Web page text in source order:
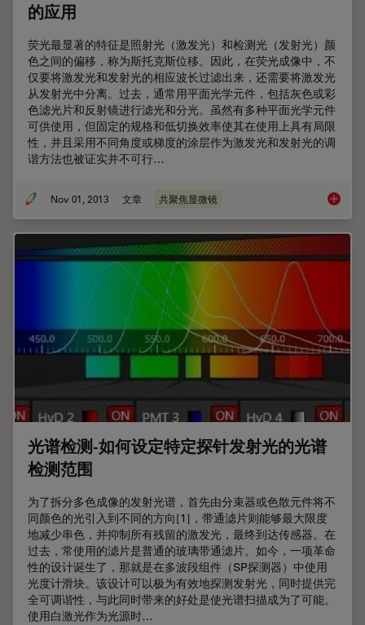
的应用
荧光最显著的特征是照射光（激发光）和检测光（发射光）颜
色之间的偏移，称为斯托克斯位移。因此，在荧光成像中，不
仅要将激发光和发射光的相应波长过滤出来，还需要将激发光
从发射光中分离。过去，通常用平面光学元件，包括灰色或彩
色滤光片和反射镜进行滤光和分光。虽然有多种平面光学元件
可供使用，但固定的规格和低切换效率使其在使用上具有局限
性，并且采用不同角度或梯度的涂层作为激发光和发射光的调
谐方法也被证实并不可行…
Nov 01, 2013 文章 共聚焦显微镜 声光调
光谱检测-如何设定特定探针发射光的光谱
检测范围
为了拆分多色成像的发射光谱，首先由分束器或色散元件将不
同颜色的光引入到不同的方向[1]，带通滤片则能够最大限度
地减少串色，并抑制所有残留的激发光，最终到达传感器。在
过去，常使用的滤片是普通的玻璃带通滤片。如今，一项革命
性的设计诞生了，那就是在多波段组件（SP探测器）中使用
光度计滑块。该设计可以极为有效地探测发射光，同时提供完
全可调谐性，与此同时带来的好处是使光谱扫描成为了可能。
使用白激光作为光源时…